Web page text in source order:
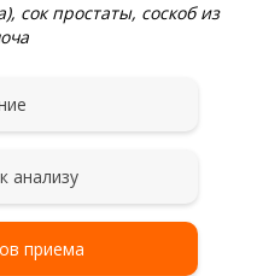
сок простаты, соскоб из
анализу
приема